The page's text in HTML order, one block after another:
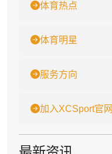
体育热点
体育明星
服务方向
加入XCSport官网